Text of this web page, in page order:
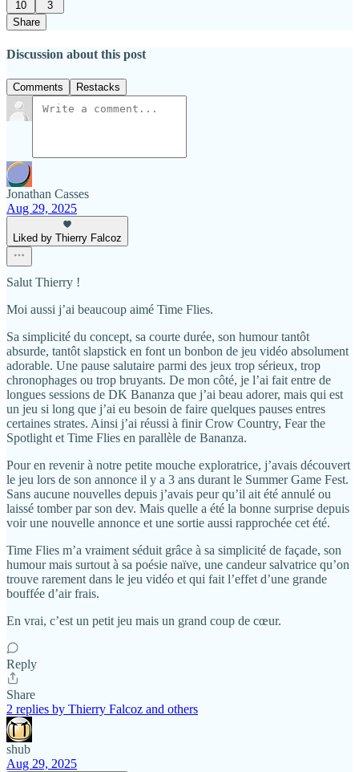
10
3
Share
Discussion about this post
Comments Restacks
Jonathan Casses
Aug 29, 2025
Liked by Thierry Falcoz
Salut Thierry !
Moi aussi j’ai beaucoup aimé Time Flies.
Sa simplicité du concept, sa courte durée, son humour tantôt
absurde, tantôt slapstick en font un bonbon de jeu vidéo absolument
adorable. Une pause salutaire parmi des jeux trop sérieux, trop
chronophages ou trop bruyants. De mon côté, je l’ai fait entre de
longues sessions de DK Bananza que j’ai beau adorer, mais qui est
un jeu si long que j’ai eu besoin de faire quelques pauses entres
certaines strates. Ainsi j’ai réussi à finir Crow Country, Fear the
Spotlight et Time Flies en parallèle de Bananza.
Pour en revenir à notre petite mouche exploratrice, j’avais découvert
le jeu lors de son annonce il y a 3 ans durant le Summer Game Fest.
Sans aucune nouvelles depuis j’avais peur qu’il ait été annulé ou
laissé tomber par son dev. Mais quelle a été la bonne surprise depuis
voir une nouvelle annonce et une sortie aussi rapprochée cet été.
Time Flies m’a vraiment séduit grâce à sa simplicité de façade, son
humour mais surtout à sa poésie naïve, une candeur salvatrice qu’on
trouve rarement dans le jeu vidéo et qui fait l’effet d’une grande
bouffée d’air frais.
En vrai, c’est un petit jeu mais un grand coup de cœur.
Reply
Share
2 replies by Thierry Falcoz and others
shub
Aug 29, 2025